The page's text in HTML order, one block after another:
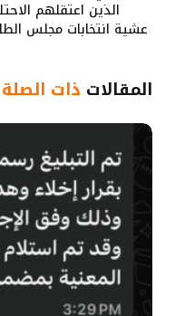
الذين اعتقلهم
عشية انتخابات مجلس
المقالات ذات الصلة